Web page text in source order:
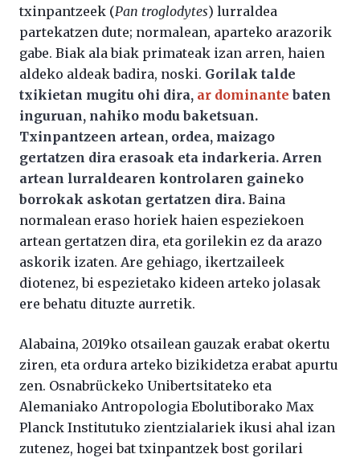
txinpantzeek (Pan troglodytes) lurraldea
partekatzen dute; normalean, aparteko arazorik
gabe. Biak ala biak primateak izan arren, haien
aldeko aldeak badira, noski. Gorilak talde
txikietan mugitu ohi dira, ar dominante baten
inguruan, nahiko modu baketsuan.
Txinpantzeen artean, ordea, maizago
gertatzen dira erasoak eta indarkeria. Arren
artean lurraldearen kontrolaren gaineko
borrokak askotan gertatzen dira. Baina
normalean eraso horiek haien espeziekoen
artean gertatzen dira, eta gorilekin ez da arazo
askorik izaten. Are gehiago, ikertzaileek
diotenez, bi espezietako kideen arteko jolasak
ere behatu dituzte aurretik.
Alabaina, 2019ko otsailean gauzak erabat okertu
ziren, eta ordura arteko bizikidetza erabat apurtu
zen. Osnabrückeko Unibertsitateko eta
Alemaniako Antropologia Ebolutiborako Max
Planck Institutuko zientzialariek ikusi ahal izan
zutenez, hogei bat txinpantzek bost gorilari